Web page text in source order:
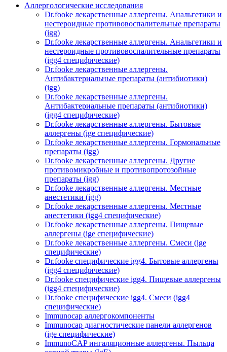
Аллергологические исследования
Dr.fooke лекарственные аллергены. Анальгетики и
нестероидные противовоспалительные препараты
(igg)
Dr.fooke лекарственные аллергены. Анальгетики и
нестероидные противовоспалительные препараты
(igg4 специфические)
Dr.fooke лекарственные аллергены.
Антибактериальные препараты (антибиотики)
(igg)
Dr.fooke лекарственные аллергены.
Антибактериальные препараты (антибиотики)
(igg4 специфические)
Dr.fooke лекарственные аллергены. Бытовые
аллергены (ige специфические)
Dr.fooke лекарственные аллергены. Гормональные
препараты (igg)
Dr.fooke лекарственные аллергены. Другие
противомикробные и противопротозойные
препараты (igg)
Dr.fooke лекарственные аллергены. Местные
анестетики (igg)
Dr.fooke лекарственные аллергены. Местные
анестетики (igg4 специфические)
Dr.fooke лекарственные аллергены. Пищевые
аллергены (ige специфические)
Dr.fooke лекарственные аллергены. Смеси (ige
специфические)
Dr.fooke специфические igg4. Бытовые аллергены
(igg4 специфические)
Dr.fooke специфические igg4. Пищевые аллергены
(igg4 специфические)
Dr.fooke специфические igg4. Смеси (igg4
специфические)
Immunocap аллергокомпоненты
Immunocap диагностические панели аллергенов
(ige специфические)
ImmunoCAP ингаляционные аллергены. Пыльца